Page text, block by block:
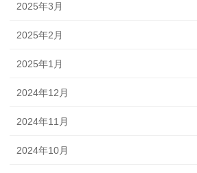
2025年3月
2025年2月
2025年1月
2024年12月
2024年11月
2024年10月